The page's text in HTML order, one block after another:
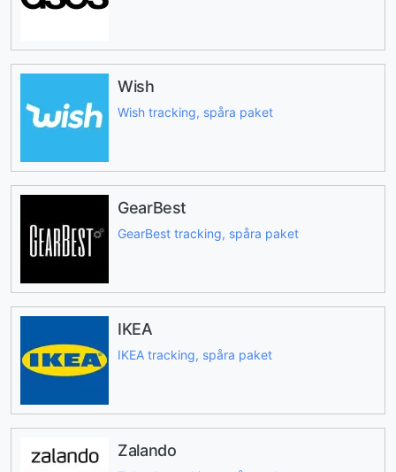
Wish
Wish tracking, spåra paket
GearBest
GearBest tracking, spåra paket
IKEA
IKEA tracking, spåra paket
Zalando